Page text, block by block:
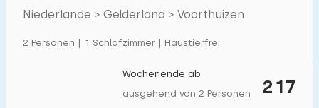
€ 0 — € 1000+
Voorthuizen.
Niederlande > Gelderland > Voorthuizen
2 Personen | 1 Schlafzimmer | Haustierfrei
217
Wochenende ab
ausgehend von 2 Personen